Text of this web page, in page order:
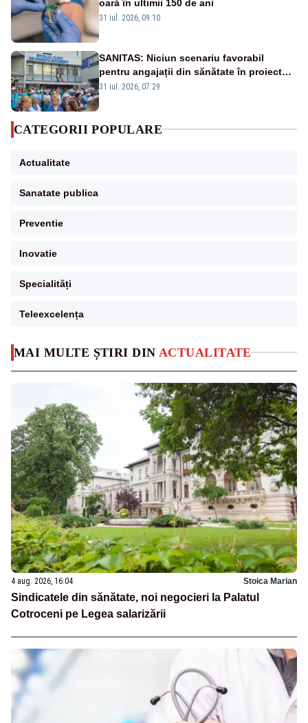
MAI MULTE ȘTIRI DIN ACTUALITATE
4 aug. 2026, 16:04 Stoica Marian
Sindicatele din sănătate, noi negocieri la Palatul
Cotroceni pe Legea salarizării
oară în ultimii 150 de ani
31 iul. 2026, 09:10
SANITAS: Niciun scenariu favorabil
pentru angajații din sănătate în proiectul
Legii salarizării
31 iul. 2026, 07:29
CATEGORII POPULARE
Actualitate
Sanatate publica
Preventie
Inovatie
Specialități
Teleexcelența